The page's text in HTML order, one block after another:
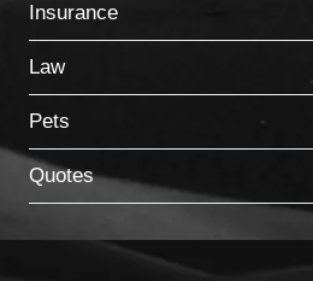
Insurance
Law
Pets
Quotes